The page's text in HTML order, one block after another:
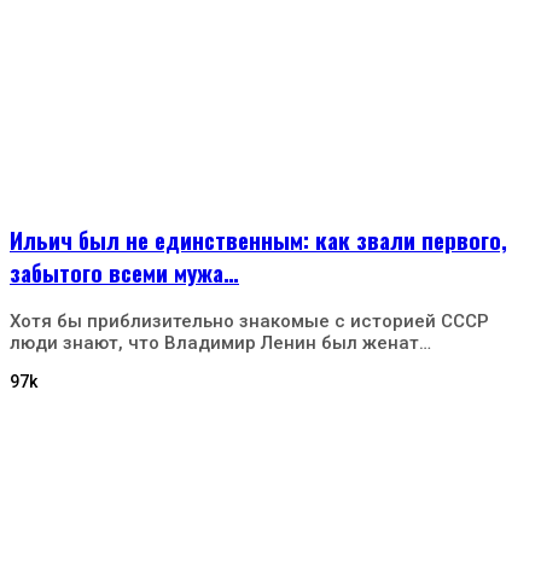
Ильич был не единственным: как звали первого,
забытого всеми мужа…
Хотя бы приблизительно знакомые с историей СССР
люди знают, что Владимир Ленин был женат…
97k